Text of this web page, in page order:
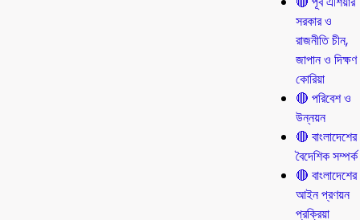
সরকার ও
রাজনীতি চীন,
জাপান ও দিক্ষণ
কোরিয়া
🔴 পরিবেশ ও
উন্নয়ন
🔴 বাংলাদেশের
বৈদেশিক সম্পর্ক
🔴 বাংলাদেশের
আইন প্রণয়ন
প্রক্রিয়া